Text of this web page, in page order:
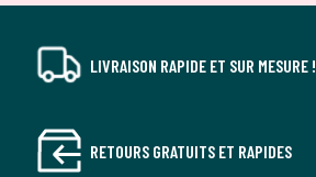
LIVRAISON RAPIDE ET SUR MESURE !
RETOURS GRATUITS ET RAPIDES